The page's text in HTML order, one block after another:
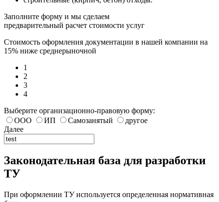
Заполните форму и мы сделаем
предварительный расчет стоимости услуг
Стоимость оформления документации в нашей компании на
15% ниже среднерыночной
1
2
3
4
Выберите организационно-правовую форму:
ООО
ИП Самозанятый
другое
Далее
Законодательная база для разработки
ТУ
При оформлении ТУ используется определенная нормативная